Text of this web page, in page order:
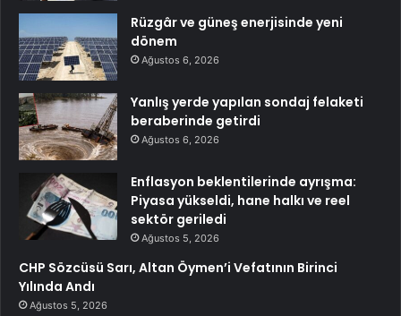
Rüzgâr ve güneş enerjisinde yeni
dönem
Ağustos 6, 2026
Yanlış yerde yapılan sondaj felaketi
beraberinde getirdi
Ağustos 6, 2026
Enflasyon beklentilerinde ayrışma:
Piyasa yükseldi, hane halkı ve reel
sektör geriledi
Ağustos 5, 2026
CHP Sözcüsü Sarı, Altan Öymen’i Vefatının Birinci
Yılında Andı
Ağustos 5, 2026